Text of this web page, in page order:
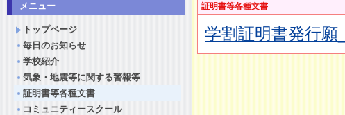
メニュー
トップページ
毎日のお知らせ
学校紹介
気象・地震等に関する警報等
証明書等各種文書
コミュニティースクール
証明書等各種文書
学割証明書発行願